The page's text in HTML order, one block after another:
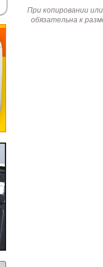
При копировании
обязательна к